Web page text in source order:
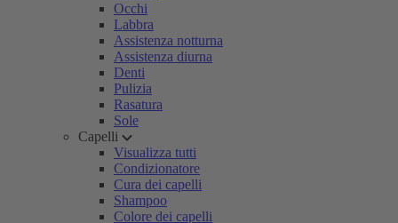
Occhi
Labbra
Assistenza notturna
Assistenza diurna
Denti
Pulizia
Rasatura
Sole
Capelli
Visualizza tutti
Condizionatore
Cura dei capelli
Shampoo
Colore dei capelli